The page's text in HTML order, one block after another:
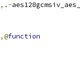
, . -
,@function